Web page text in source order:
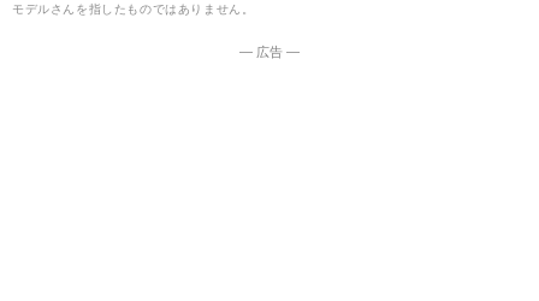
モデルさんを指したものではありません。
― 広告 ―